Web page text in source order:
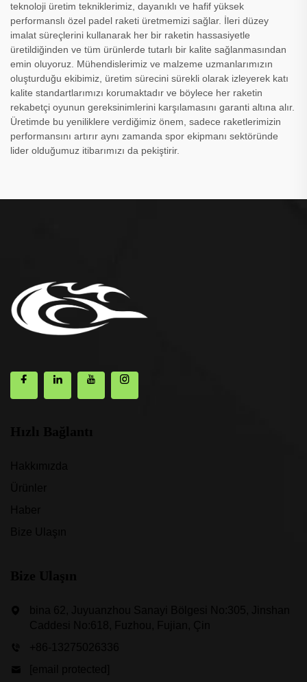
teknoloji üretim tekniklerimiz, dayanıklı ve hafif yüksek
performanslı özel padel raketi üretmemizi sağlar. İleri düzey
imalat süreçlerini kullanarak her bir raketin hassasiyetle
üretildiğinden ve tüm ürünlerde tutarlı bir kalite sağlanmasından
emin oluyoruz. Mühendislerimiz ve malzeme uzmanlarımızın
oluşturduğu ekibimiz, üretim sürecini sürekli olarak izleyerek katı
kalite standartlarımızı korumaktadır ve böylece her raketin
rekabetçi oyunun gereksinimlerini karşılamasını garanti altına alır.
Üretimde bu yeniliklere verdiğimiz önem, sadece raketlerimizin
performansını artırır aynı zamanda spor ekipmanı sektöründe
lider olduğumuz itibarımızı da pekiştirir.